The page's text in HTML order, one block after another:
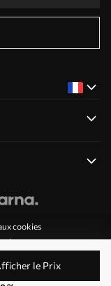
le Prix
cookies
Exploité par